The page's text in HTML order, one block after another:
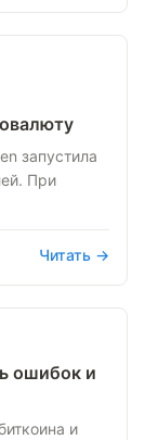
запустила
При
Читать →
ошибок и
и